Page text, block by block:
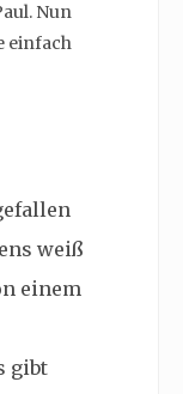
Nun
einfach
weiß
einem
gibt